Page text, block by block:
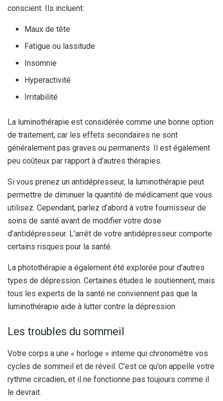
conscient. Ils incluent:
Maux de tête
Fatigue ou lassitude
Insomnie
Hyperactivité
Irritabilité
La luminothérapie est considérée comme une bonne option
de traitement, car les effets secondaires ne sont
généralement pas graves ou permanents. Il est également
peu coûteux par rapport à d’autres thérapies.
Si vous prenez un antidépresseur, la luminothérapie peut
permettre de diminuer la quantité de médicament que vous
utilisez. Cependant, parlez d’abord à votre fournisseur de
soins de santé avant de modifier votre dose
d’antidépresseur. L’arrêt de votre antidépresseur comporte
certains risques pour la santé.
La photothérapie a également été explorée pour d’autres
types de dépression. Certaines études le soutiennent, mais
tous les experts de la santé ne conviennent pas que la
luminothérapie aide à lutter contre la dépression.
Les troubles du sommeil
Votre corps a une « horloge » interne qui chronomètre vos
cycles de sommeil et de réveil. C’est ce qu’on appelle votre
rythme circadien, et il ne fonctionne pas toujours comme il
le devrait.